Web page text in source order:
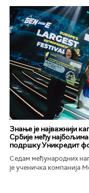
Знање је најважнији
Србије међу
подршку Уникредит
Седам међународних
је ученичка компанија